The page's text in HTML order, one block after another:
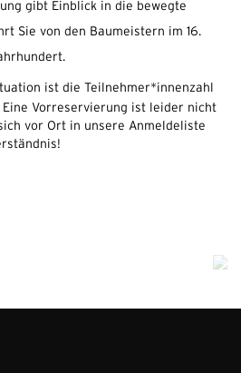
gibt Einblick in die bewegte
Sie von den Baumeistern im 16.
ist die Teilnehmer*innenzahl
Eine Vorreservierung ist leider nicht
vor Ort in unsere Anmeldeliste